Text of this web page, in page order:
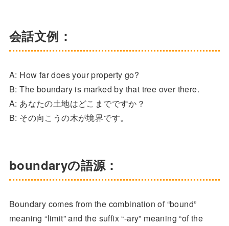
会話文例：
A: How far does your property go?
B: The boundary is marked by that tree over there.
A: あなたの土地はどこまでですか？
B: その向こうの木が境界です。
boundaryの語源：
Boundary comes from the combination of “bound”
meaning “limit” and the suffix “-ary” meaning “of the